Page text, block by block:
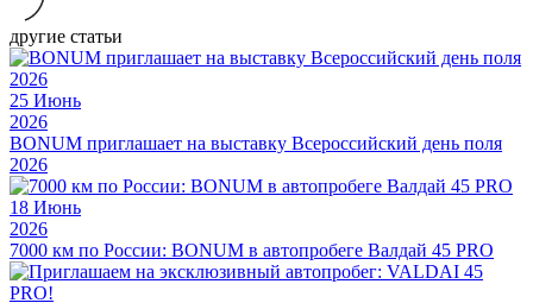
другие статьи
25 Июнь
2026
BONUM приглашает на выставку Всероссийский день поля
2026
18 Июнь
2026
7000 км по России: BONUM в автопробеге Валдай 45 PRO